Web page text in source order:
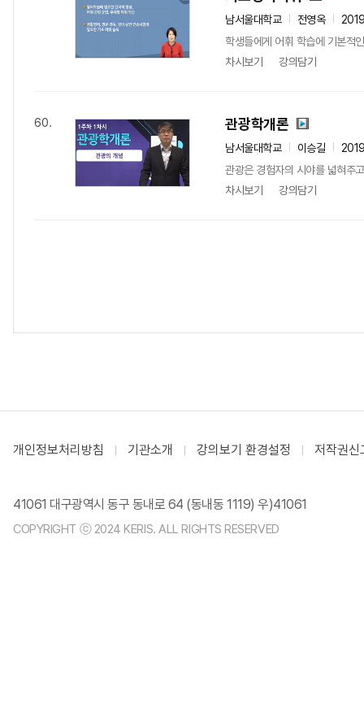
남서울대학교 전영옥
학생들에게 어휘 학습에 기본적
차시보기
강의담기
60. 관광학개론
남서울대학교 이승길
관광은 경험자의 시야를 넓혀주
차시보기
강의담기
개인정보처리방침 기관소개 강의보기 환경설정 저작권신
41061 대구광역시 동구 동내로 64 (동내동 1119) 우)41061
COPYRIGHT ⓒ 2024 KERIS. ALL RIGHTS RESERVED